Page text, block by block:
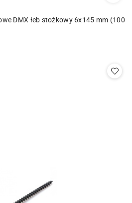
DMX łeb stożkowy 6x145 mm (100